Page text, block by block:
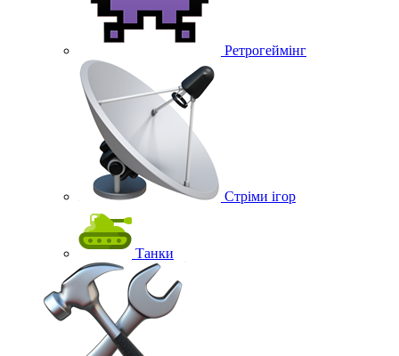
Ретрогеймінг
Стріми ігор
Танки